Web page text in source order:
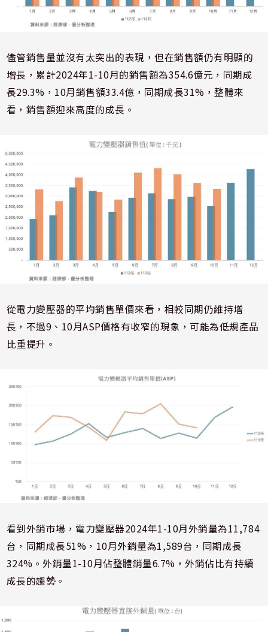
儘管銷售量並沒有太突出的表現，但在銷售額仍有明顯的
增長，累計2024年1-10月的銷售額為354.6億元，同期成
長29.3%，10月銷售額33.4億，同期成長31%，整體來
看，銷售額迎來高度的成長。
從電力變壓器的平均銷售單價來看，相較同期仍維持增
長，不過9、10月ASP價格有收窄的現象，可能為低規產品
比重提升。
看到外銷市場，電力變壓器2024年1-10月外銷量為11,784
台，同期成長51%，10月外銷量為1,589台，同期成長
324%。外銷量1-10月佔整體銷量6.7%，外銷佔比有持續
成長的趨勢。